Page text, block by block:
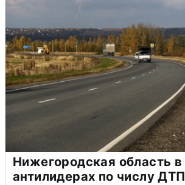
Нижегородская область в
антилидерах по числу ДТП